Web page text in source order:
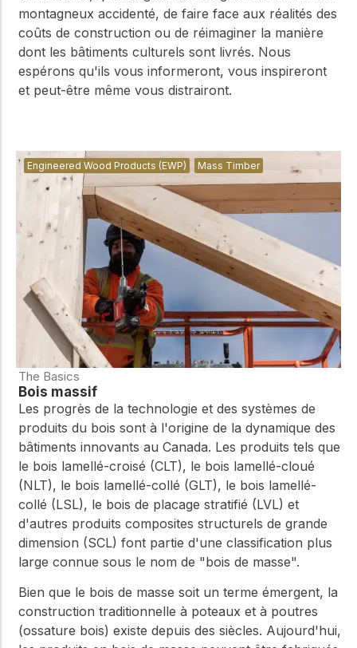
montagneux accidenté, de faire face aux réalités des
coûts de construction ou de réimaginer la manière
dont les bâtiments culturels sont livrés. Nous
espérons qu'ils vous informeront, vous inspireront
et peut-être même vous distrairont.
Engineered Wood Products (EWP) Mass Timber
The Basics
Bois massif
Les progrès de la technologie et des systèmes de
produits du bois sont à l'origine de la dynamique des
bâtiments innovants au Canada. Les produits tels que
le bois lamellé-croisé (CLT), le bois lamellé-cloué
(NLT), le bois lamellé-collé (GLT), le bois lamellé-
collé (LSL), le bois de placage stratifié (LVL) et
d'autres produits composites structurels de grande
dimension (SCL) font partie d'une classification plus
large connue sous le nom de "bois de masse".
Bien que le bois de masse soit un terme émergent, la
construction traditionnelle à poteaux et à poutres
(ossature bois) existe depuis des siècles. Aujourd'hui,